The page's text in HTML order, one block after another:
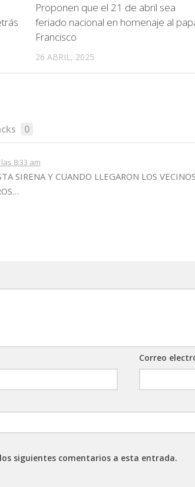
Proponen que el 21 de abril sea
feriado nacional en homenaje al
Francisco
26 ABRIL, 2025
0
8:33 am
SIRENA Y CUANDO LLEGARON LOS
Correo
siguientes comentarios a esta entrada.